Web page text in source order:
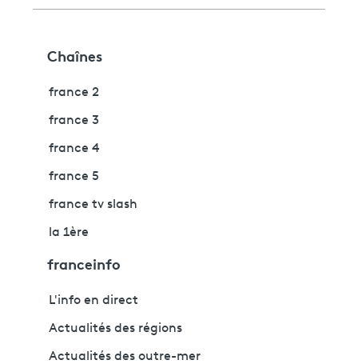
Chaînes
france 2
france 3
france 4
france 5
france tv slash
la 1ère
franceinfo
L'info en direct
Actualités des régions
Actualités des outre-mer